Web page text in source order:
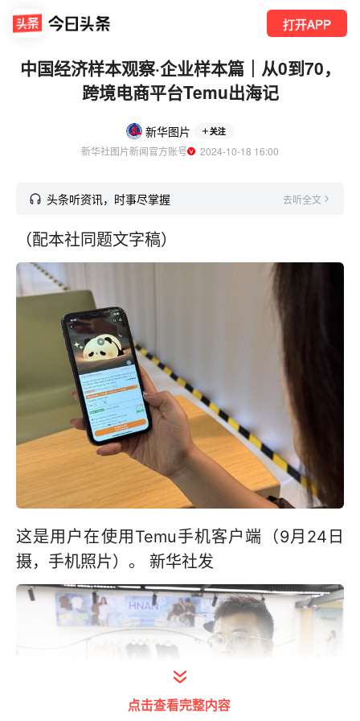
打开APP
中国经济样本观察·企业样本篇｜从0到70，
跨境电商平台Temu出海记
新华图片 关注
新华社图片新闻官方账号
  2024-10-18 16:00
头条听资讯，时事尽掌握 去听全文
（配本社同题文字稿）
这是用户在使用Temu手机客户端（9月24日
摄，手机照片）。 新华社发
点击查看完整内容